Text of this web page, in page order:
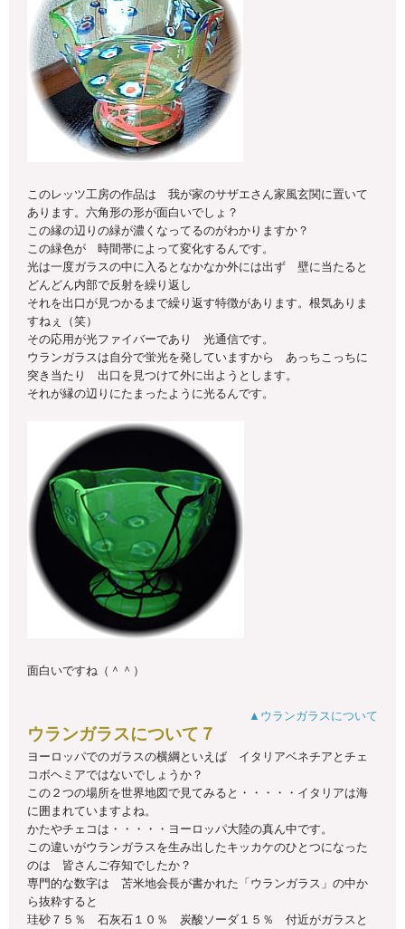
このレッツ工房の作品は 我が家のサザエさん家風玄関に置いて
あります。六角形の形が面白いでしょ？
この縁の辺りの緑が濃くなってるのがわかりますか？
この緑色が 時間帯によって変化するんです。
光は一度ガラスの中に入るとなかなか外には出ず 壁に当たると
どんどん内部で反射を繰り返し
それを出口が見つかるまで繰り返す特徴があります。根気ありま
すねぇ（笑）
その応用が光ファイバーであり 光通信です。
ウランガラスは自分で蛍光を発していますから あっちこっちに
突き当たり 出口を見つけて外に出ようとします。
それが縁の辺りにたまったように光るんです。
面白いですね（＾＾）
▲ウランガラスについて
ウランガラスについて７
ヨーロッパでのガラスの横綱といえば イタリアベネチアとチェ
コボヘミアではないでしょうか？
この２つの場所を世界地図で見てみると・・・・・イタリアは海
に囲まれていますよね。
かたやチェコは・・・・・ヨーロッパ大陸の真ん中です。
この違いがウランガラスを生み出したキッカケのひとつになった
のは 皆さんご存知でしたか？
専門的な数字は 苫米地会長が書かれた「ウランガラス」の中か
ら抜粋すると
珪砂７５％ 石灰石１０％ 炭酸ソーダ１５％ 付近がガラスと